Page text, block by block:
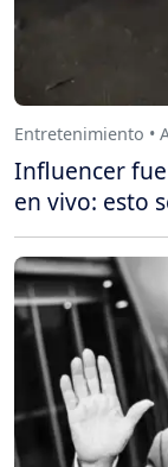
Entretenimiento •
Influencer
en vivo: esto